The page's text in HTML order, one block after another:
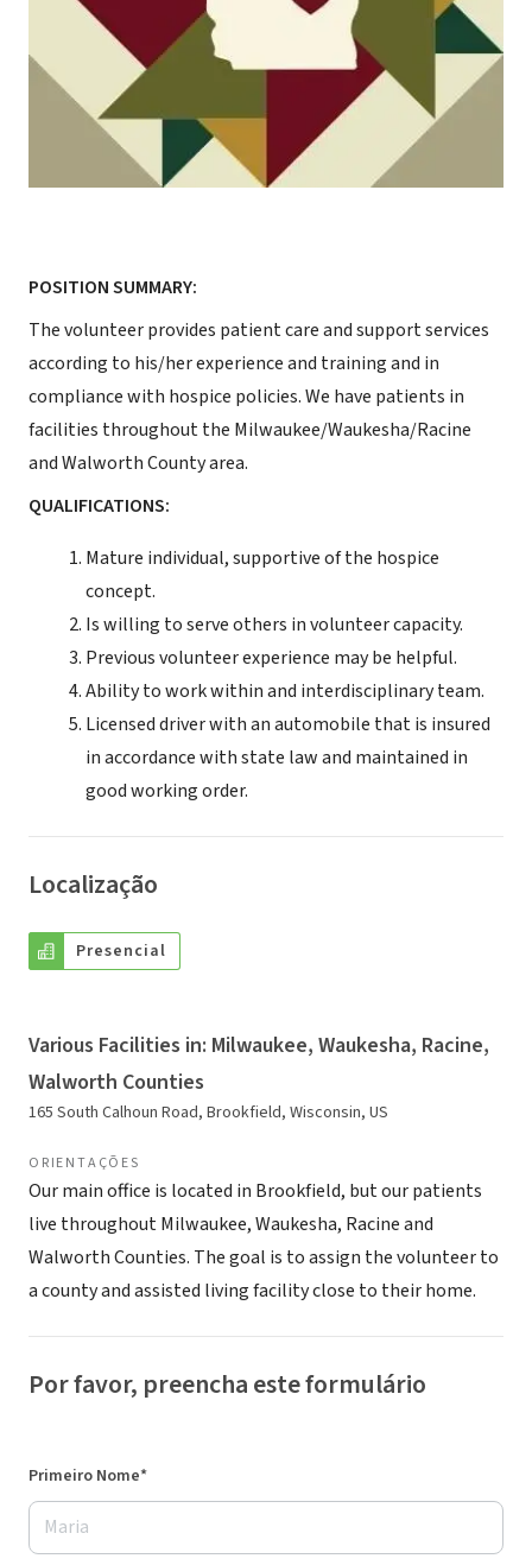
POSITION SUMMARY:
The volunteer provides patient care and support services
according to his/her experience and training and in
compliance with hospice policies. We have patients in
facilities throughout the Milwaukee/Waukesha/Racine
and Walworth County area.
QUALIFICATIONS:
Mature individual, supportive of the hospice
concept.
Is willing to serve others in volunteer capacity.
Previous volunteer experience may be helpful.
Ability to work within and interdisciplinary team.
Licensed driver with an automobile that is insured
in accordance with state law and maintained in
good working order.
Localização
Presencial
Various Facilities in: Milwaukee, Waukesha, Racine,
Walworth Counties
165 South Calhoun Road, Brookfield, Wisconsin, US
ORIENTAÇÕES
Our main office is located in Brookfield, but our patients
live throughout Milwaukee, Waukesha, Racine and
Walworth Counties. The goal is to assign the volunteer to
a county and assisted living facility close to their home.
Por favor, preencha este formulário
Primeiro Nome*